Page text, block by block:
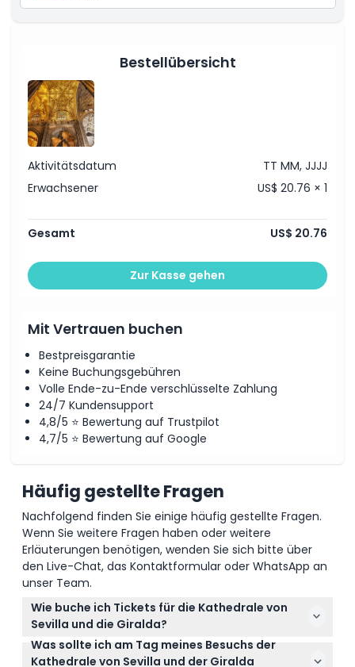
Stornierungsbedingungen
Bestellübersicht
Aktivitätsdatum
TT MM, JJJJ
Erwachsener
US$ 20.76 × 1
Gesamt US$ 20.76
Zur Kasse gehen
Mit Vertrauen buchen
Bestpreisgarantie
Keine Buchungsgebühren
Volle Ende-zu-Ende verschlüsselte Zahlung
24/7 Kundensupport
4,8/5 ⭐ Bewertung auf Trustpilot
4,7/5 ⭐ Bewertung auf Google
Häufig gestellte Fragen
Nachfolgend finden Sie einige häufig gestellte Fragen.
Wenn Sie weitere Fragen haben oder weitere
Erläuterungen benötigen, wenden Sie sich bitte über
den Live-Chat, das Kontaktformular oder WhatsApp an
unser Team.
Wie buche ich Tickets für die Kathedrale von
Sevilla und die Giralda?
Sie können Ihre Tickets ganz einfach online direkt
hier auf dieser Webseite buchen. Wählen Sie
Was sollte ich am Tag meines Besuchs der
Kathedrale von Sevilla und der Giralda